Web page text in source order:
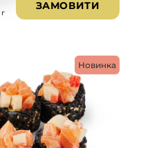
г
ЗАМОВИТИ
Новинка